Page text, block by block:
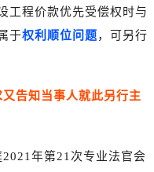
工程价款优先受偿权时与
于权利顺位问题，可另行
告知当事人就此另行主
年第21次专业法官会